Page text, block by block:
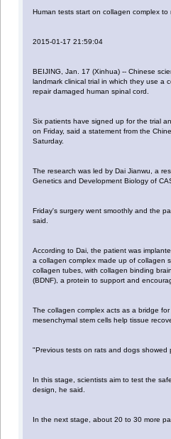
Human tests start on collagen complex to
2015-01-17 21:59:04
BEIJING, Jan. 17 (Xinhua) -- Chinese
landmark clinical trial in which they use a
repair damaged human spinal cord.
Six patients have signed up for the trial
on Friday, said a statement from the
Saturday.
The research was led by Dai Jianwu, a
Genetics and Development Biology of
Friday's surgery went smoothly and the
said.
According to Dai, the patient was
a collagen complex made up of collagen
collagen tubes, with collagen binding
(BDNF), a protein to support and
The collagen complex acts as a bridge
mesenchymal stem cells help tissue
"Previous tests on rats and dogs showed
In this stage, scientists aim to test the
design, he said.
In the next stage, about 20 to 30 more